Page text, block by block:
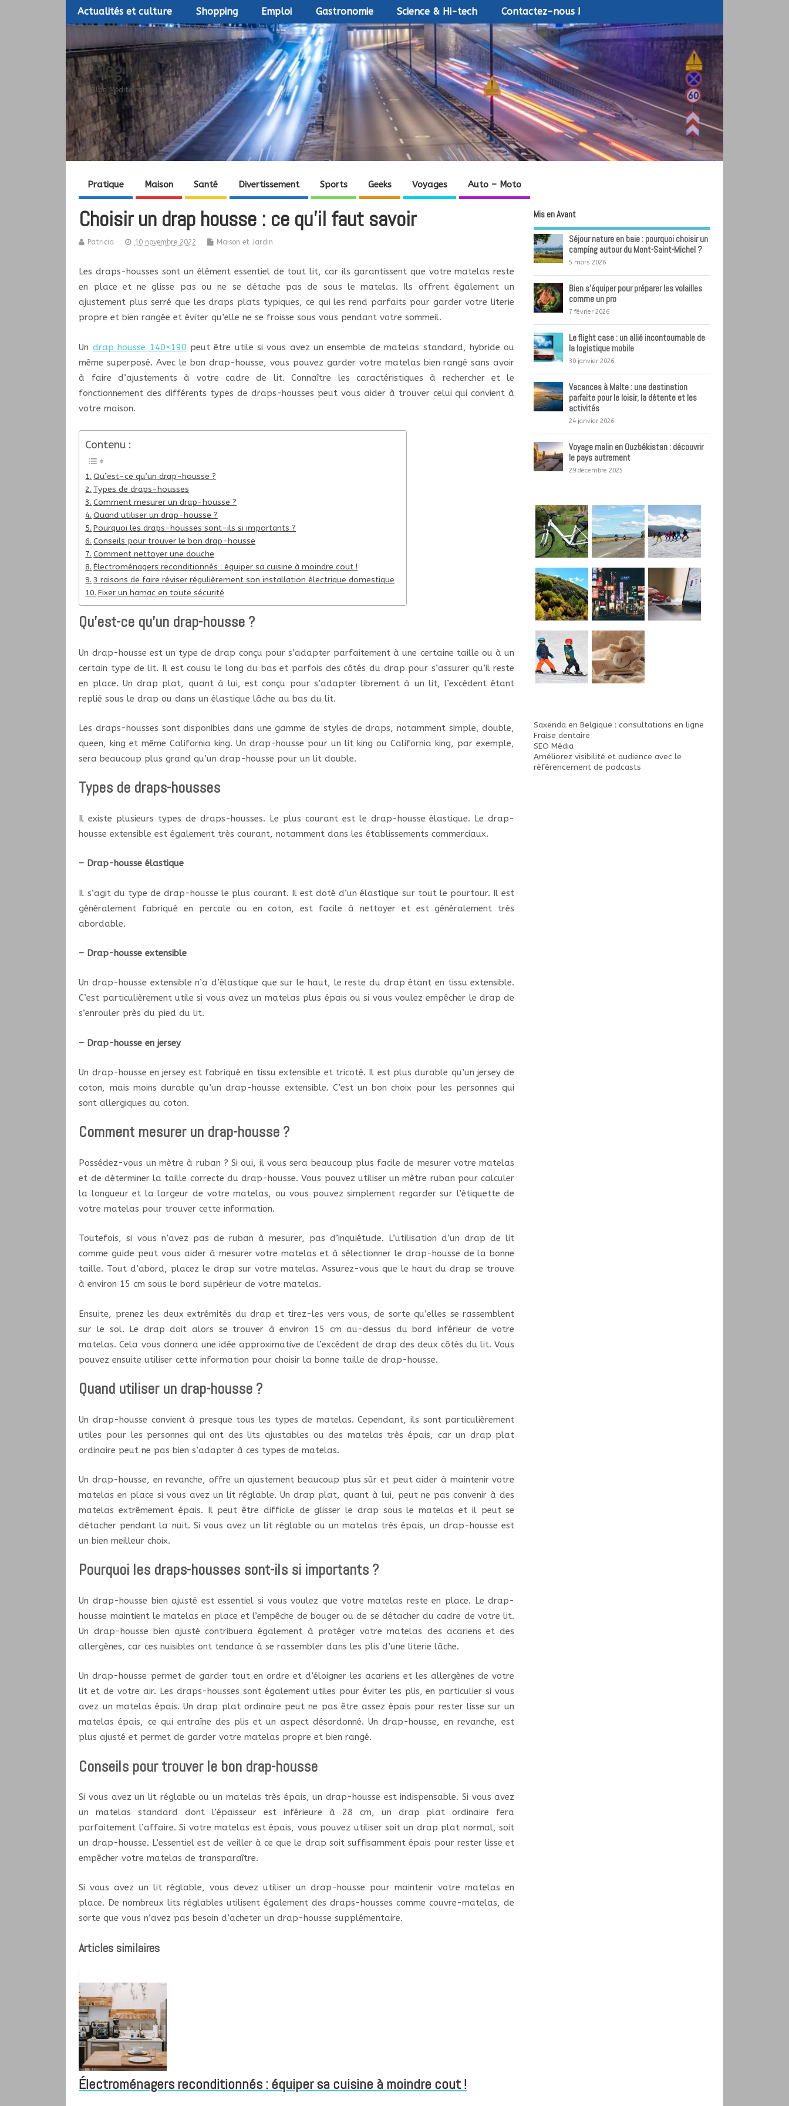
Actualités et culture Shopping Emploi Gastronomie Science & Hi-tech Contactez-nous !
Blog MED 21
Blog Méditerranéen
Pratique Maison Santé Divertissement Sports Geeks Voyages Auto – Moto
Choisir un drap housse : ce qu’il faut savoir
Patricia 10 novembre 2022 Maison et Jardin
Les draps-housses sont un élément essentiel de tout lit, car ils garantissent que votre matelas reste
en place et ne glisse pas ou ne se détache pas de sous le matelas. Ils offrent également un
ajustement plus serré que les draps plats typiques, ce qui les rend parfaits pour garder votre literie
propre et bien rangée et éviter qu’elle ne se froisse sous vous pendant votre sommeil.
Un drap housse 140×190 peut être utile si vous avez un ensemble de matelas standard, hybride ou
même superposé. Avec le bon drap-housse, vous pouvez garder votre matelas bien rangé sans avoir
à faire d’ajustements à votre cadre de lit. Connaître les caractéristiques à rechercher et le
fonctionnement des différents types de draps-housses peut vous aider à trouver celui qui convient à
votre maison.
Contenu :
Qu’est-ce qu’un drap-housse ?
Types de draps-housses
Comment mesurer un drap-housse ?
Quand utiliser un drap-housse ?
Pourquoi les draps-housses sont-ils si importants ?
Conseils pour trouver le bon drap-housse
Comment nettoyer une douche
Électroménagers reconditionnés : équiper sa cuisine à moindre cout !
3 raisons de faire réviser régulièrement son installation électrique domestique
Fixer un hamac en toute sécurité
Qu’est-ce qu’un drap-housse ?
Un drap-housse est un type de drap conçu pour s’adapter parfaitement à une certaine taille ou à un
certain type de lit. Il est cousu le long du bas et parfois des côtés du drap pour s’assurer qu’il reste
en place. Un drap plat, quant à lui, est conçu pour s’adapter librement à un lit, l’excédent étant
replié sous le drap ou dans un élastique lâche au bas du lit.
Les draps-housses sont disponibles dans une gamme de styles de draps, notamment simple, double,
queen, king et même California king. Un drap-housse pour un lit king ou California king, par exemple,
sera beaucoup plus grand qu’un drap-housse pour un lit double.
Types de draps-housses
Il existe plusieurs types de draps-housses. Le plus courant est le drap-housse élastique. Le drap-
housse extensible est également très courant, notamment dans les établissements commerciaux.
– Drap-housse élastique
Il s’agit du type de drap-housse le plus courant. Il est doté d’un élastique sur tout le pourtour. Il est
généralement fabriqué en percale ou en coton, est facile à nettoyer et est généralement très
abordable.
– Drap-housse extensible
Un drap-housse extensible n’a d’élastique que sur le haut, le reste du drap étant en tissu extensible.
C’est particulièrement utile si vous avez un matelas plus épais ou si vous voulez empêcher le drap de
s’enrouler près du pied du lit.
– Drap-housse en jersey
Un drap-housse en jersey est fabriqué en tissu extensible et tricoté. Il est plus durable qu’un jersey de
coton, mais moins durable qu’un drap-housse extensible. C’est un bon choix pour les personnes qui
sont allergiques au coton.
Comment mesurer un drap-housse ?
Possédez-vous un mètre à ruban ? Si oui, il vous sera beaucoup plus facile de mesurer votre matelas
et de déterminer la taille correcte du drap-housse. Vous pouvez utiliser un mètre ruban pour calculer
la longueur et la largeur de votre matelas, ou vous pouvez simplement regarder sur l’étiquette de
votre matelas pour trouver cette information.
Toutefois, si vous n’avez pas de ruban à mesurer, pas d’inquiétude. L’utilisation d’un drap de lit
comme guide peut vous aider à mesurer votre matelas et à sélectionner le drap-housse de la bonne
taille. Tout d’abord, placez le drap sur votre matelas. Assurez-vous que le haut du drap se trouve
à environ 15 cm sous le bord supérieur de votre matelas.
Ensuite, prenez les deux extrémités du drap et tirez-les vers vous, de sorte qu’elles se rassemblent
sur le sol. Le drap doit alors se trouver à environ 15 cm au-dessus du bord inférieur de votre
matelas. Cela vous donnera une idée approximative de l’excédent de drap des deux côtés du lit. Vous
pouvez ensuite utiliser cette information pour choisir la bonne taille de drap-housse.
Quand utiliser un drap-housse ?
Un drap-housse convient à presque tous les types de matelas. Cependant, ils sont particulièrement
utiles pour les personnes qui ont des lits ajustables ou des matelas très épais, car un drap plat
ordinaire peut ne pas bien s’adapter à ces types de matelas.
Un drap-housse, en revanche, offre un ajustement beaucoup plus sûr et peut aider à maintenir votre
matelas en place si vous avez un lit réglable. Un drap plat, quant à lui, peut ne pas convenir à des
matelas extrêmement épais. Il peut être difficile de glisser le drap sous le matelas et il peut se
détacher pendant la nuit. Si vous avez un lit réglable ou un matelas très épais, un drap-housse est
un bien meilleur choix.
Pourquoi les draps-housses sont-ils si importants ?
Un drap-housse bien ajusté est essentiel si vous voulez que votre matelas reste en place. Le drap-
housse maintient le matelas en place et l’empêche de bouger ou de se détacher du cadre de votre lit.
Un drap-housse bien ajusté contribuera également à protéger votre matelas des acariens et des
allergènes, car ces nuisibles ont tendance à se rassembler dans les plis d’une literie lâche.
Un drap-housse permet de garder tout en ordre et d’éloigner les acariens et les allergènes de votre
lit et de votre air. Les draps-housses sont également utiles pour éviter les plis, en particulier si vous
avez un matelas épais. Un drap plat ordinaire peut ne pas être assez épais pour rester lisse sur un
matelas épais, ce qui entraîne des plis et un aspect désordonné. Un drap-housse, en revanche, est
plus ajusté et permet de garder votre matelas propre et bien rangé.
Conseils pour trouver le bon drap-housse
Si vous avez un lit réglable ou un matelas très épais, un drap-housse est indispensable. Si vous avez
un matelas standard dont l’épaisseur est inférieure à 28 cm, un drap plat ordinaire fera
parfaitement l’affaire. Si votre matelas est épais, vous pouvez utiliser soit un drap plat normal, soit
un drap-housse. L’essentiel est de veiller à ce que le drap soit suffisamment épais pour rester lisse et
empêcher votre matelas de transparaître.
Si vous avez un lit réglable, vous devez utiliser un drap-housse pour maintenir votre matelas en
place. De nombreux lits réglables utilisent également des draps-housses comme couvre-matelas, de
sorte que vous n’avez pas besoin d’acheter un drap-housse supplémentaire.
Articles similaires
Électroménagers reconditionnés : équiper sa cuisine à moindre cout !
Mis en Avant
Séjour nature en baie : pourquoi choisir un
camping autour du Mont-Saint-Michel ?
5 mars 2026
Bien s’équiper pour préparer les volailles
comme un pro
7 février 2026
Le flight case : un allié incontournable de
la logistique mobile
30 janvier 2026
Vacances à Malte : une destination
parfaite pour le loisir, la détente et les
activités
24 janvier 2026
Voyage malin en Ouzbékistan : découvrir
le pays autrement
29 décembre 2025
Saxenda en Belgique : consultations en ligne
Fraise dentaire
SEO Média
Améliorez visibilité et audience avec le
référencement de podcasts